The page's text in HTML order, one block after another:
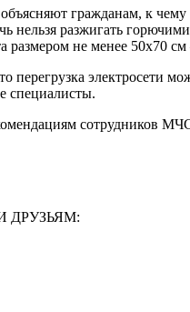
гражданам, к
нельзя разжигать
не менее 50х70
перегрузка электросети
специалисты.
сотрудников
ДРУЗЬЯМ: